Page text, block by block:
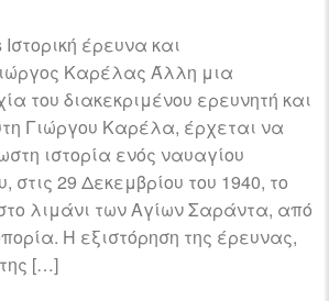
έρευνα και
Καρέλας Άλλη μια
του διακεκριμένου ερευνητή και
Γιώργου Καρέλα, έρχεται να
ιστορία ενός ναυαγίου
στις 29 Δεκεμβρίου του 1940, το
λιμάνι των Αγίων Σαράντα, από
Η εξιστόρηση της έρευνας,
[…]